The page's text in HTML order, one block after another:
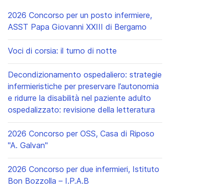
2026 Concorso per un posto infermiere,
ASST Papa Giovanni XXIII di Bergamo
Voci di corsia: il turno di notte
Decondizionamento ospedaliero: strategie
infermieristiche per preservare l’autonomia
e ridurre la disabilità nel paziente adulto
ospedalizzato: revisione della letteratura
2026 Concorso per OSS, Casa di Riposo
"A. Galvan"
2026 Concorso per due infermieri, Istituto
Bon Bozzolla – I.P.A.B